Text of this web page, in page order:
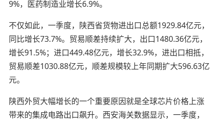
9%，医药制造业增长6.9%。
不仅如此，一季度，陕西省货物进出口总额1929.84亿元，
同比增长73.7%。贸易顺差持续扩大，出口1480.36亿元，
增长91.5%；进口449.48亿元，增长32.9%，进出口相抵，
贸易顺差1030.88亿元，顺差规模较上年同期扩大596.63亿
元。
陕西外贸大幅增长的一个重要原因就是全球芯片价格上涨
带来的集成电路出口飙升。西安海关数据显示，一季度，